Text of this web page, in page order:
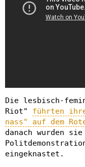
Die lesbisch-
Riot" führten
nass" auf dem
danach wurden
eingeknastet.